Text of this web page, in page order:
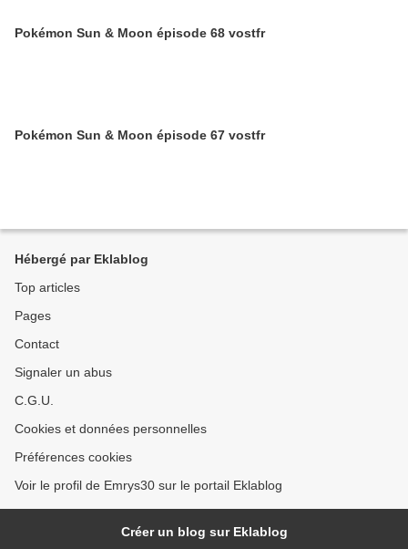
Pokémon Sun & Moon épisode 68 vostfr
Pokémon Sun & Moon épisode 67 vostfr
Hébergé par Eklablog
Top articles
Pages
Contact
Signaler un abus
C.G.U.
Cookies et données personnelles
Préférences cookies
Voir le profil de Emrys30 sur le portail Eklablog
Créer un blog sur Eklablog